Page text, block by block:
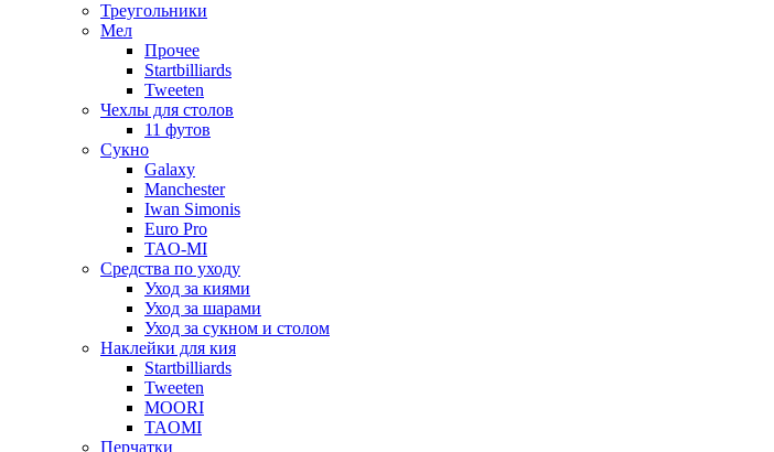
Треугольники
Мел
Прочее
Startbilliards
Tweeten
Чехлы для столов
11 футов
Сукно
Galaxy
Manchester
Iwan Simonis
Euro Pro
TAO-MI
Средства по уходу
Уход за киями
Уход за шарами
Уход за сукном и столом
Наклейки для кия
Startbilliards
Tweeten
MOORI
TAOMI
Перчатки